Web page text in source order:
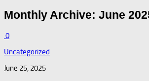
Monthly Archive: June
0
Uncategorized
June 25, 2025